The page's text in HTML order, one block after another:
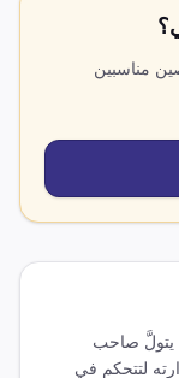
مناسبين
يتولَّ صاحب
لتتحكم في